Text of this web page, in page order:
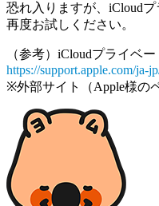
恐れ入りますが、iCloud
再度お試しください。
（参考）iCloudプライベ
https://support.apple.com/ja-
※外部サイト（Apple様の